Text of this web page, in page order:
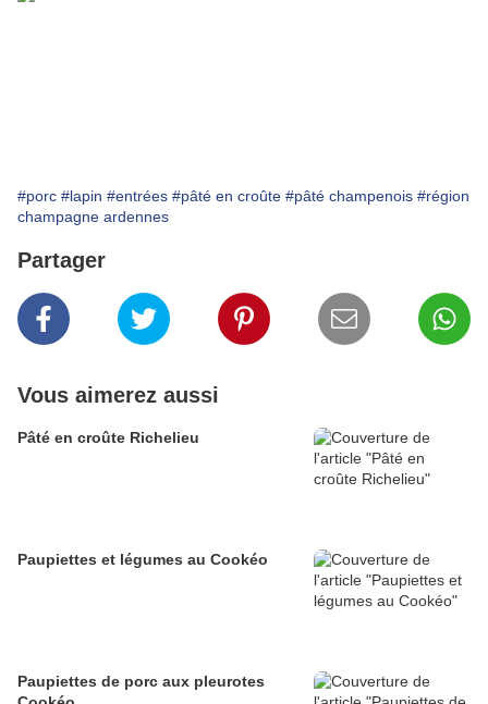
#porc #lapin #entrées #pâté en croûte #pâté champenois #région
champagne ardennes
Partager
Vous aimerez aussi
Pâté en croûte Richelieu
Paupiettes et légumes au Cookéo
Paupiettes de porc aux pleurotes